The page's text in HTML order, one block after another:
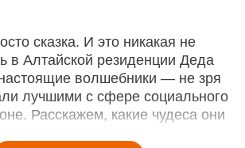
сказка. И это никакая не
в Алтайской резиденции Деда
волшебники — не зря
лучшими с сфере социального
Расскажем, какие чудеса они